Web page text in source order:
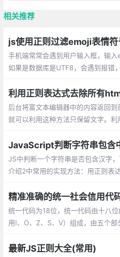
相关推荐
js使用正则过滤emoji表情符
手机端常常会遇到用户输入框，输入
如果是数据库是UTF8，会遇到报错
字节。Emoji表情是4个字节，而
8编码最多3个字节，所以数据插不
利用正则表达式去除所有
后台将富文本编辑器中的内容返回
就可以利用这种方法只保留文字。
JS中判断一个字符串是否包含汉字
介绍2中常用的实现方法：用正则表
精准准确的统一社会信用代
统一代码为18位，统一代码由十八
用I、O、Z、S、V）组成，由五个
最新JS正则大全(常用)